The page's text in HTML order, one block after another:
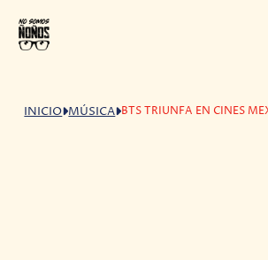
INICIO MÚSICA BTS TRIUNFA EN CINES